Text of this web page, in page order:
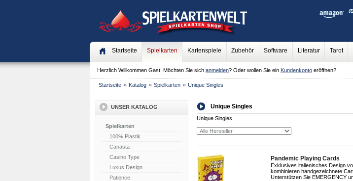
Startseite Spielkarten Kartenspiele Zubehör Software Literatur Tarot
Herzlich Willkommen Gast! Möchten Sie sich anmelden? Oder wollen Sie ein Kundenkonto eröffnen?
Startseite » Katalog » Spielkarten » Unique Singles
UNSER KATALOG
Spielkarten
100% Plastik
Canasta
Casino Type
Luxus Design
Patience
Unique Singles
Unique Singles
Pandemic Playing Cards
Exklusives italienisches Design
kombinieren handgezeichnete
Unterstützen Sie EMERGENCY